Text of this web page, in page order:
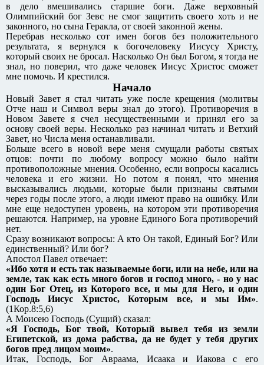
в дело вмешивались старшие боги. Даже верховный
Олимпийский бог Зевс не смог защитить своего хоть и не
законного, но сына Геракла, от своей законной жены.
Перебрав несколько сот имен богов без положительного
результата, я вернулся к богочеловеку Иисусу Христу,
который своих не бросал. Насколько Он был Богом, я тогда не
знал, но поверил, что даже человек Иисус Христос сможет
мне помочь. И крестился.
Начало
Новый Завет я стал читать уже после крещения (молитвы
Отче наш и Символ веры знал до этого). Противоречия в
Новом Завете я счел несущественными и принял его за
основу своей веры. Несколько раз начинал читать и Ветхий
Завет, но Числа меня останавливали.
Больше всего в новой вере меня смущали работы святых
отцов: почти по любому вопросу можно было найти
противоположные мнения. Особенно, если вопросы касались
человека и его жизни. Но потом я понял, что мнения
высказывались людьми, которые были признаны святыми
через годы после этого, а люди имеют право на ошибку. Или
мне еще недоступен уровень, на котором эти противоречия
решаются. Например, на уровне Единого Бога противоречий
нет.
Сразу возникают вопросы: А кто Он такой, Единый Бог? Или
единственный? Или бог?
Апостол Павел отвечает:
«Ибо хотя и есть так называемые боги, или на небе, или на
земле, так как есть много богов и господ много, - но у нас
один Бог Отец, из Которого все, и мы для Него, и один
Господь Иисус Христос, Которым все, и мы Им».
(1Кор.8:5,6)
А Моисею Господь (Сущий) сказал:
«Я Господь, Бог твой, Который вывел тебя из земли
Египетской, из дома рабства, да не будет у тебя других
богов пред лицом моим».
Итак, Господь, Бог Авраама, Исаака и Иакова с его